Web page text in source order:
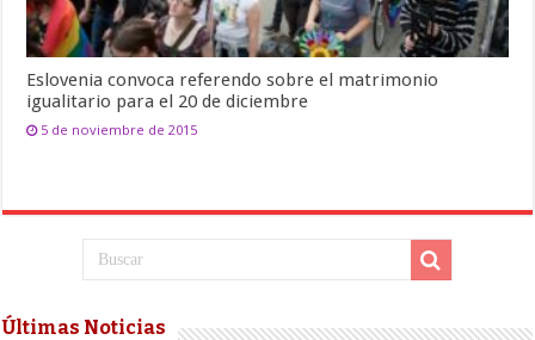
Eslovenia convoca referendo sobre el matrimonio
igualitario para el 20 de diciembre
5 de noviembre de 2015
Últimas Noticias